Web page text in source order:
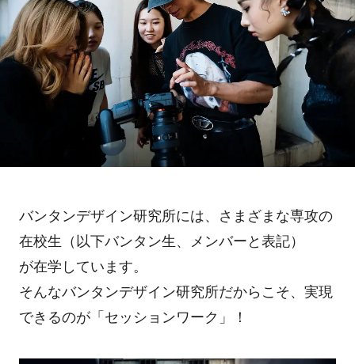
バンタンデザイン研究所には、さまざまな専攻の
在校生（以下バンタン生、メンバーと表記）
が在学しています。
そんなバンタンデザイン研究所だからこそ、実現
できるのが「セッションワーク」！